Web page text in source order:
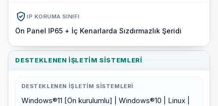
IP KORUMA SINIFI
Ön Panel IP65 + İç Kenarlarda Sızdırmazlık Şeridi
DESTEKLENEN İŞLETIM SISTEMLERI
DESTEKLENEN İŞLETIM SISTEMLERI
Windows®11 [Ön kurulumlu] | Windows®10 | Linux |